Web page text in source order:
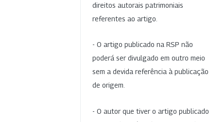
direitos autorais patrimoniais
referentes ao artigo.
- O artigo publicado na RSP não
poderá ser divulgado em outro meio
sem a devida referência à publicação
de origem.
- O autor que tiver o artigo publicado